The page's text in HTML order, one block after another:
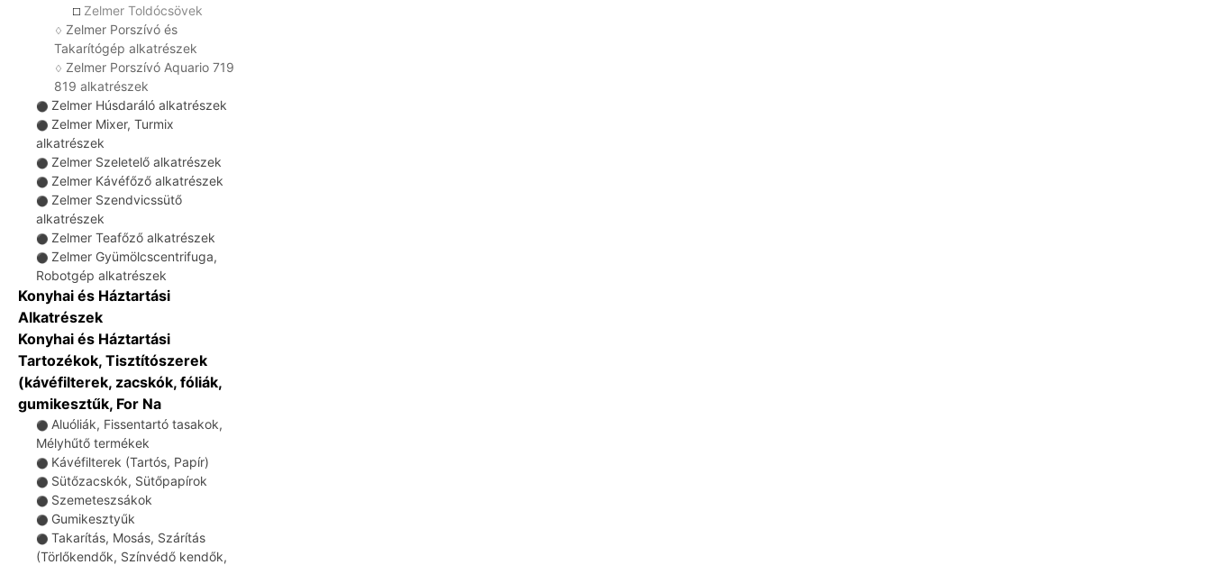
☐ Zelmer Toldócsövek
♢ Zelmer Porszívó és
Takarítógép alkatrészek
♢ Zelmer Porszívó Aquario 719
819 alkatrészek
⚫ Zelmer Húsdaráló alkatrészek
⚫ Zelmer Mixer, Turmix
alkatrészek
⚫ Zelmer Szeletelő alkatrészek
⚫ Zelmer Kávéfőző alkatrészek
⚫ Zelmer Szendvicssütő
alkatrészek
⚫ Zelmer Teafőző alkatrészek
⚫ Zelmer Gyümölcscentrifuga,
Robotgép alkatrészek
Konyhai és Háztartási
Alkatrészek
Konyhai és Háztartási
Tartozékok, Tisztítószerek
(kávéfilterek, zacskók, fóliák,
gumikesztűk, For Na
⚫ Aluóliák, Fissentartó tasakok,
Mélyhűtő termékek
⚫ Kávéfilterek (Tartós, Papír)
⚫ Sütőzacskók, Sütőpapírok
⚫ Szemeteszsákok
⚫ Gumikesztyűk
⚫ Takarítás, Mosás, Szárítás
(Törlőkendők, Színvédő kendők,